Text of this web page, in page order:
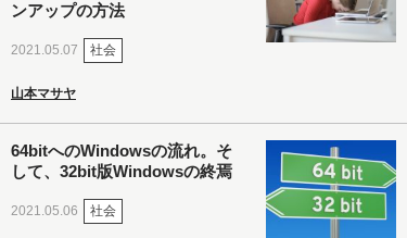
ンアップの方法
2021.05.07 社会
山本マサヤ
64bitへのWindowsの流れ。そ
して、32bit版Windowsの終焉
2021.05.06 社会